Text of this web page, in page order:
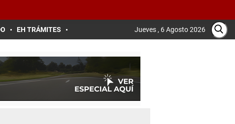
EH TRÁMITES Jueves , 6 Agosto 2026